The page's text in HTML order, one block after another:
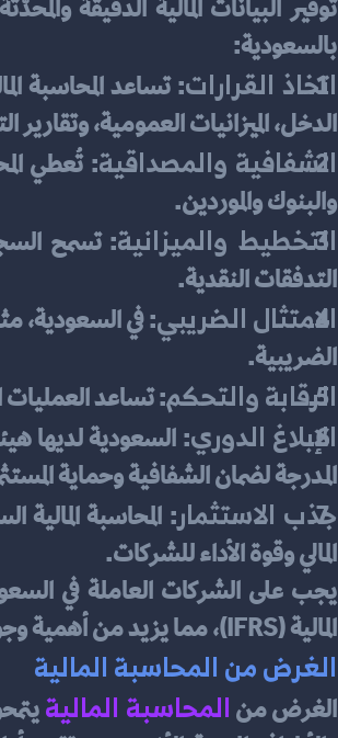
بالسعودية:
اتخاذ القرارات
الدخل، الميزانيات العمومية، وتقارير
الشفافية والمصداقية
والبنوك والموردين.
التخطيط والميزانية
التدفقات النقدية.
الامتثال الضريبي
الضريبية.
الرقابة والتحكم: تساعد العمليات
الإبلاغ الدوري
المدرجة لضمان الشفافية وحماية
جذب الاستثمار
المالي وقوة الأداء للشركات.
المالية (IFRS)، مما يزيد من أهمية وجود نظام محاسبي دقيق ومتطور في الشركات هناك.
الغرض من المحاسبة المالية
الغرض من المحاسبة المالية